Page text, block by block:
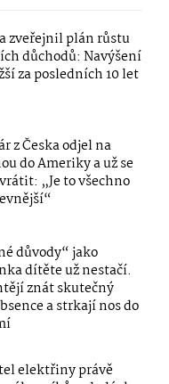
zveřejnil plán růstu
důchodů: Navýšení
za posledních 10 let
z Česka odjel na
do Ameriky a už se
„Je to všechno
důvody“ jako
dítěte už nestačí.
znát skutečný
a strkají nos do
elektřiny právě